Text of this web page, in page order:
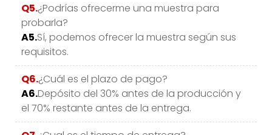
Q5.¿Podrías ofrecerme una muestra para
probarla?
A5.Sí, podemos ofrecer la muestra según sus
requisitos.
Q6.¿Cuál es el plazo de pago?
A6.Depósito del 30% antes de la producción y
el 70% restante antes de la entrega.